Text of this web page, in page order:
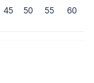
45 50 55 60